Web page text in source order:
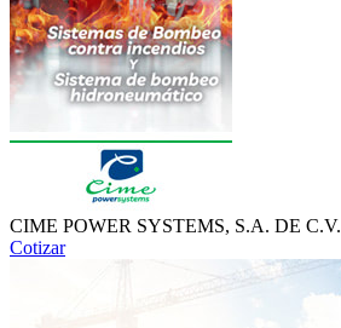
CIME POWER SYSTEMS, S.A. DE C.V.
Cotizar